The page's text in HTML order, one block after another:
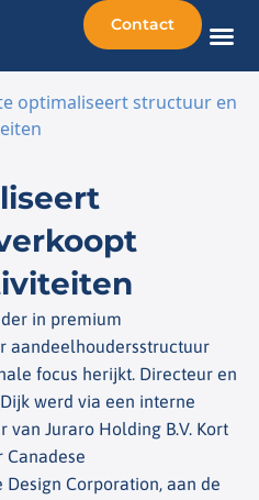
Contact
optimaliseert structuur en
in premium
aandeelhoudersstructuur
focus herijkt. Directeur en
werd via een interne
van Juraro Holding B.V. Kort
Canadese
Corporation, aan de